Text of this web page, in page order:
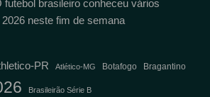
futebol brasileiro conheceu vários
neste fim de semana
PR Atlético-MG Botafogo Bragantino
Brasileirão Série B